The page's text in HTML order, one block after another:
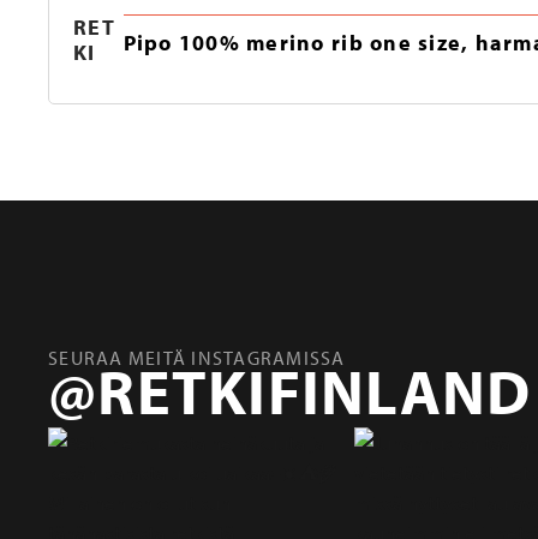
RET
KI
Pipo 100% merino rib one size,
SEURAA MEITÄ INSTAGRAMISSA
@RETKIFINLAND